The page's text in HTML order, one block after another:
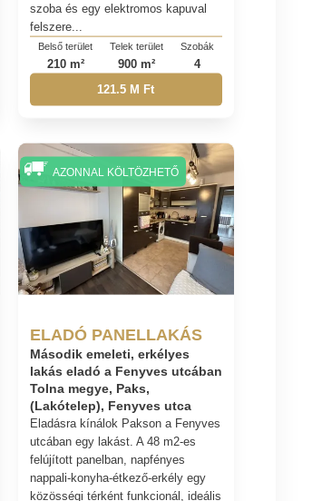
szoba és egy elektromos kapuval
felszere...
Belső terület
210 m²
Telek terület
900 m²
Szobák
4
121.5 M Ft
ELADÓ PANELLAKÁS
Második emeleti, erkélyes
lakás eladó a Fenyves utcában
Tolna megye, Paks,
(Lakótelep), Fenyves utca
Eladásra kínálok Pakson a Fenyves
utcában egy lakást. A 48 m2-es
felújított panelban, napfényes
nappali-konyha-étkező-erkély egy
közösségi térként funkcionál, ideális
AZONNAL KÖLTÖZHETŐ